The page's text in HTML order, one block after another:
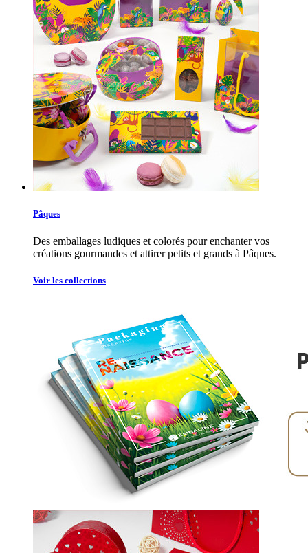
Pâques
Des emballages ludiques et colorés pour enchanter vos
créations gourmandes et attirer petits et grands à Pâques.
Voir les collections